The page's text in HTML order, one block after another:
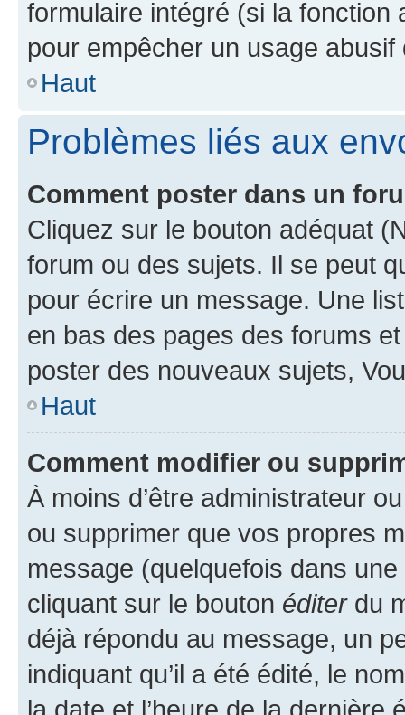
formulaire intégré (si la fonction
pour empêcher un usage
Haut
Problèmes liés aux
Comment poster dans un
Cliquez sur le bouton adéquat
forum ou des sujets. Il se peut
pour écrire un message. Une
en bas des pages des forums
poster des nouveaux sujets,
Haut
Comment modifier ou
À moins d’être administrateur
ou supprimer que vos propres
message (quelquefois dans
cliquant sur le bouton éditerdu
déjà répondu au message, un
indiquant qu’il a été édité, le
la date et l’heure de la dernière